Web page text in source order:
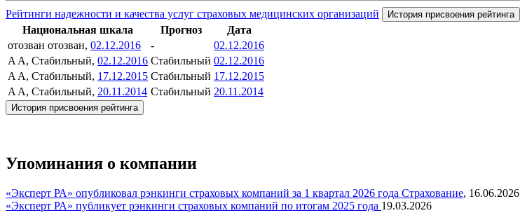
Рейтинги надежности и качества услуг страховых медицинских организаций История присвоения рейтинга
Национальная шкала Прогноз
Дата
отозван отозван, 02.12.2016 -
02.12.2016
A A, Стабильный, 02.12.2016 Стабильный 02.12.2016
A A, Стабильный, 17.12.2015 Стабильный 17.12.2015
A A, Стабильный, 20.11.2014 Стабильный 20.11.2014
История присвоения рейтинга
Упоминания о компании
«Эксперт РА» опубликовал рэнкинги страховых компаний за 1 квартал 2026 года Страхование, 16.06.2026
«Эксперт РА» публикует рэнкинги страховых компаний по итогам 2025 года 19.03.2026